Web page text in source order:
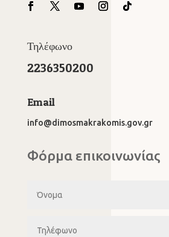
Τηλέφωνο
2236350200
Email
info@dimosmakrakomis.gov.gr
Φόρμα επικοινωνίας